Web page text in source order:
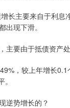
主要来自于利息
出现下滑。
要由于抵债资产处
，较上年增长0.1
势增长的？